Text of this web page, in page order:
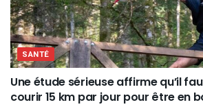
SANTÉ
Une étude sérieuse affirme qu’il
courir 15 km par jour pour être en